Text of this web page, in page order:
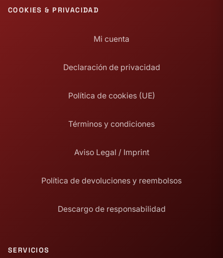
COOKIES & PRIVACIDAD
Mi cuenta
Declaración de privacidad
Política de cookies (UE)
Términos y condiciones
Aviso Legal / Imprint
Política de devoluciones y reembolsos
Descargo de responsabilidad
SERVICIOS